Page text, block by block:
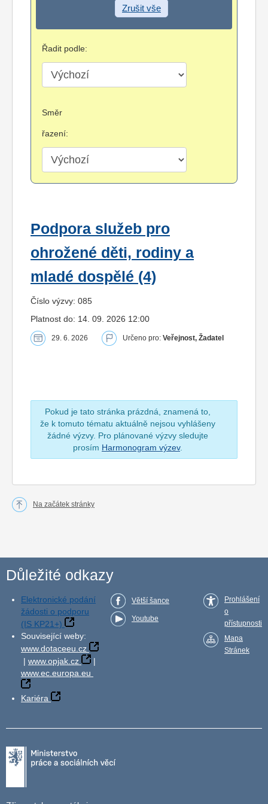
Zrušit vše
Řadit podle:
Směr
řazení:
Podpora služeb pro
ohrožené děti, rodiny a
mladé dospělé (4)
Číslo výzvy: 085
Platnost do: 14. 09. 2026 12:00
29. 6. 2026 Určeno pro: Veřejnost, Žadatel
Pokud je tato stránka prázdná, znamená to,
že k tomuto tématu aktuálně nejsou vyhlášeny
žádné výzvy. Pro plánované výzvy sledujte
prosím Harmonogram výzev.
Na začátek stránky
Důležité odkazy
Elektronické podání
žádosti o podporu
(IS KP21+)
Související weby:
www.dotaceeu.cz
| www.opjak.cz
|
www.ec.europa.eu
Kariéra
Větší šance
Youtube
Prohlášení
o
přístupnosti
Mapa
Stránek